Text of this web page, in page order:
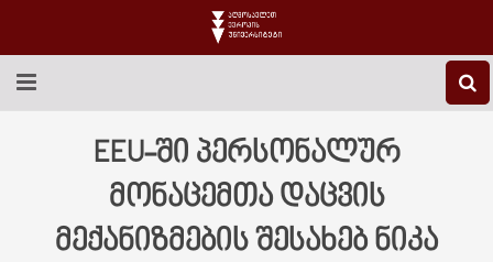
EEU-Ს ᲨᲔᲡᲐᲮᲔᲑ
ᲙᲕᲚᲔᲕᲐ
EEU-ში პერსონალურ
მონაცემთა დაცვის
მექანიზმების შესახებ ნიკა